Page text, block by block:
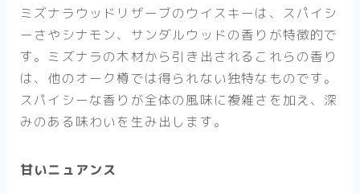
ミズナラウッドリザーブのウイスキーは、スパイシ
ーさやシナモン、サンダルウッドの香りが特徴的で
す。ミズナラの木材から引き出されるこれらの香り
は、他のオーク樽では得られない独特なものです。
スパイシーな香りが全体の風味に複雑さを加え、深
みのある味わいを生み出します。
甘いニュアンス